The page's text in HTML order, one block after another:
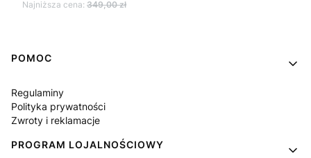
Najniższa cena: 349,00 zł
Linki w stopce
POMOC
Regulaminy
Polityka prywatności
Zwroty i reklamacje
PROGRAM LOJALNOŚCIOWY